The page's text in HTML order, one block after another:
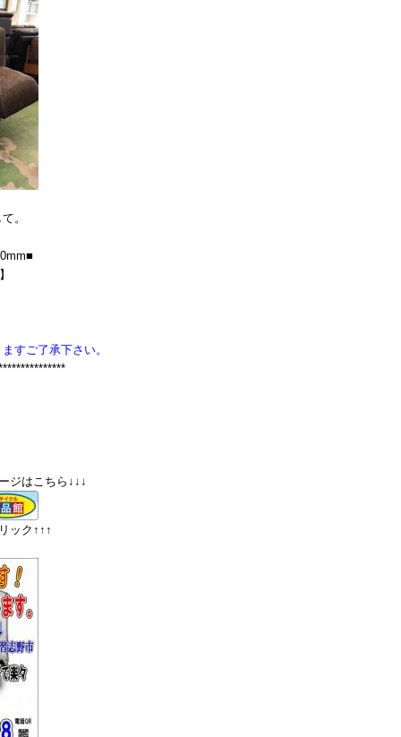
。
すご了承下さい。
ジはこちら↓↓↓
ック↑↑↑